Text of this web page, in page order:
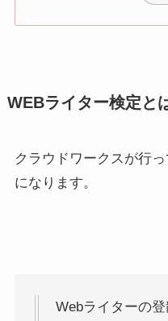
WEBライター検定と
クラウドワークスが行
になります。
Webライターの登